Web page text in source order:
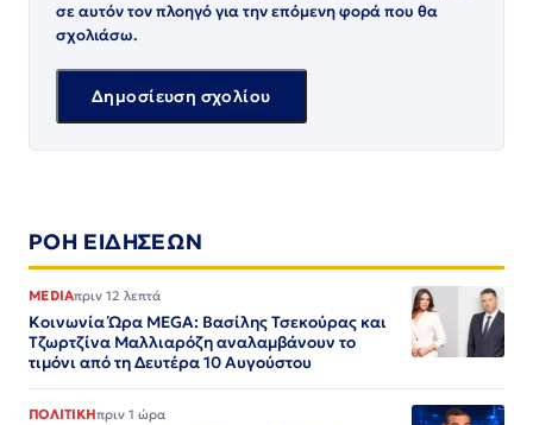
σε αυτόν τον πλοηγό για την επόμενη φορά που θα
σχολιάσω.
ΡΟΗ ΕΙΔΗΣΕΩΝ
MEDIAπριν 12 λεπτά
Κοινωνία Ώρα MEGA: Βασίλης Τσεκούρας και
Τζωρτζίνα Μαλλιαρόζη αναλαμβάνουν το
τιμόνι από τη Δευτέρα 10 Αυγούστου
ΠΟΛΙΤΙΚΗπριν 1 ώρα